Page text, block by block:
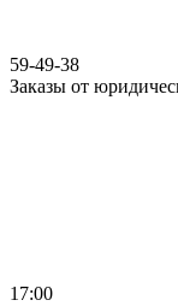
59-49-38
Заказы от
17:00